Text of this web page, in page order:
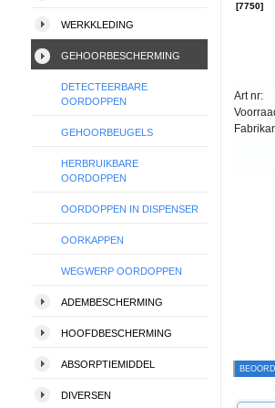
WERKKLEDING
GEHOORBESCHERMING
DETECTEERBARE
OORDOPPEN
GEHOORBEUGELS
HERBRUIKBARE
OORDOPPEN
OORDOPPEN IN DISPENSER
OORKAPPEN
WEGWERP OORDOPPEN
ADEMBESCHERMING
HOOFDBESCHERMING
ABSORPTIEMIDDEL
DIVERSEN
[7750]
Art nr: